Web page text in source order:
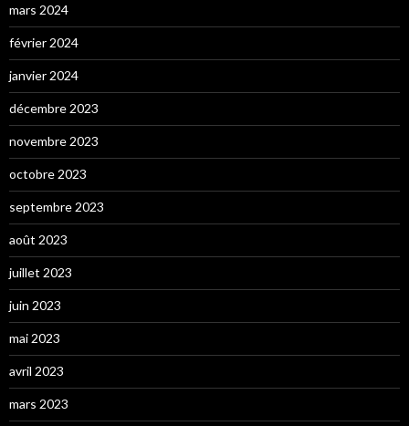
mars 2024
février 2024
janvier 2024
décembre 2023
novembre 2023
octobre 2023
septembre 2023
août 2023
juillet 2023
juin 2023
mai 2023
avril 2023
mars 2023